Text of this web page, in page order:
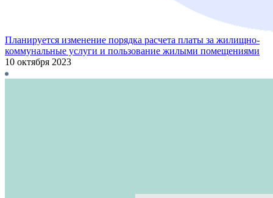
Планируется изменение порядка расчета платы за жилищно-
коммунальные услуги и пользование жилыми помещениями
10 октября 2023